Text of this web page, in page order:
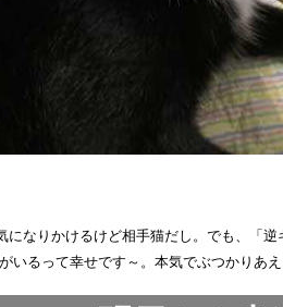
になりかけるけど相手猫だし。でも、「
いるって幸せです～。本気でぶつかりあ